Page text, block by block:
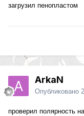
загрузил пенопластом
ArkaN
Опубликовано
проверил полярность